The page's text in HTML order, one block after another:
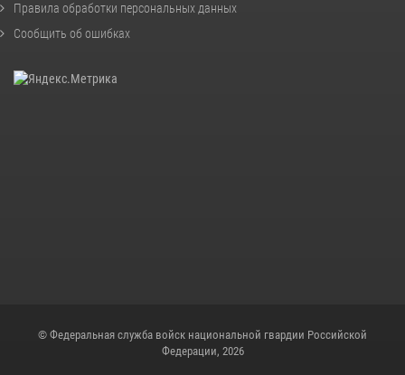
Правила обработки персональных данных
Сообщить об ошибках
© Федеральная служба войск национальной гвардии Российской
Федерации, 2026